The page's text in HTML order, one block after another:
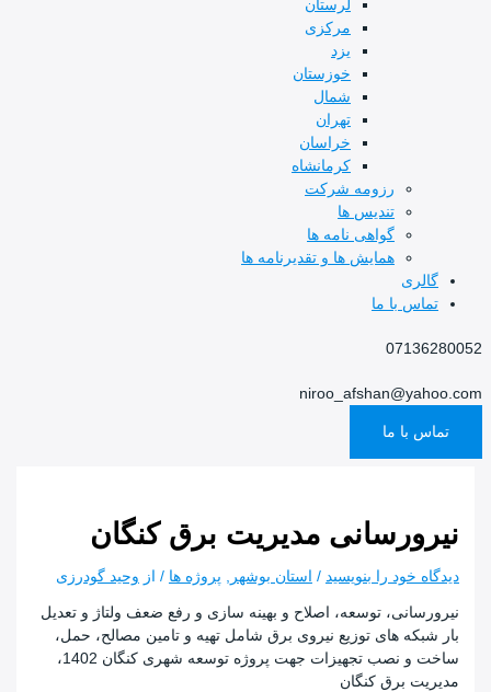
لرستان
مرکزی
یزد
خوزستان
شمال
تهران
خراسان
کرمانشاه
رزومه شرکت
تندیس ها
گواهی نامه ها
همایش ها و تقدیرنامه ها
گالری
تماس با ما
07136280052
niroo_afshan@yahoo.com
تماس با ما
نیرورسانی مدیریت برق کنگان
دیدگاه‌ خود را بنویسید / استان بوشهر پروژه ها / از وحید گودرزی
نیرورسانی، توسعه، اصلاح و بهینه سازی و رفع ضعف ولتاژ و تعدیل
بار شبکه های توزیع نیروی برق شامل تهیه و تامین مصالح، حمل،
ساخت و نصب تجهیزات جهت پروژه توسعه شهری کنگان 1402،
مدیریت برق کنگان